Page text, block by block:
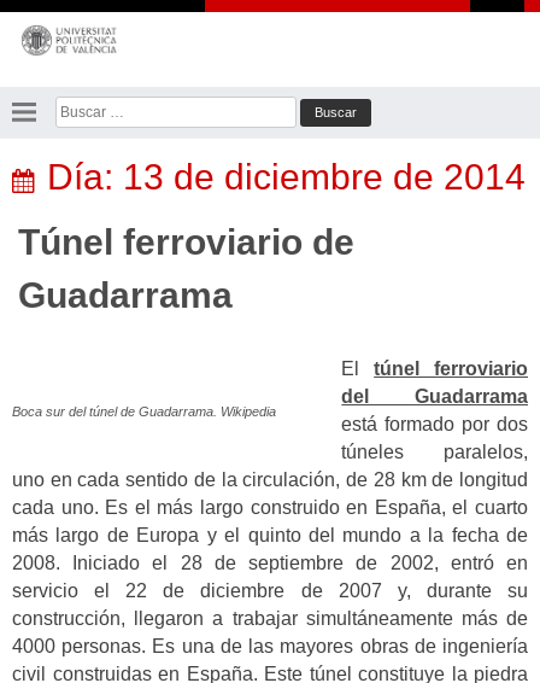
Saltar
contenido
Buscar:
Día: 13 de diciembre de 2014
Túnel ferroviario de
Guadarrama
Boca sur del túnel de Guadarrama. Wikipedia
Eltúnel ferroviario
del Guadarrama
está formado por dos
túneles paralelos,
uno en cada sentido de la circulación, de 28 km de longitud
cada uno. Es el más largo construido en España, el cuarto
más largo de Europa y el quinto del mundo a la fecha de
2008. Iniciado el 28 de septiembre de 2002, entró en
servicio el 22 de diciembre de 2007 y, durante su
construcción, llegaron a trabajar simultáneamente más de
4000 personas. Es una de las mayores obras de ingeniería
civil construidas en España. Este túnel constituye la piedra